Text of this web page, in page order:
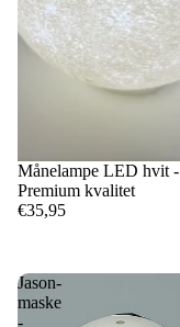
Månelampe LED hvit -
Premium kvalitet
€35,95
Jason-
maske
-